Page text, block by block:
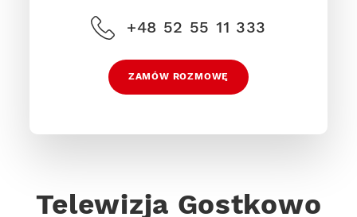
+48 52 55 11 333
ZAMÓW ROZMOWĘ
Telewizja Gostkowo